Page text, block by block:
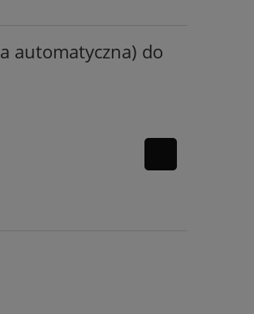
automatyczna) do